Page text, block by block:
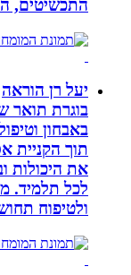
התכשיטים,
יעל רן הוראה
בוגרת תואר שני
באבחון וטיפול
תוך הקניית
את היכולות
לכל תלמיד.
ולטיפוח תחושת